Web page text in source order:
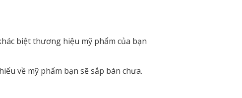
biệt thương hiệu mỹ phẩm của bạn
về mỹ phẩm bạn sẽ sắp bán chưa.